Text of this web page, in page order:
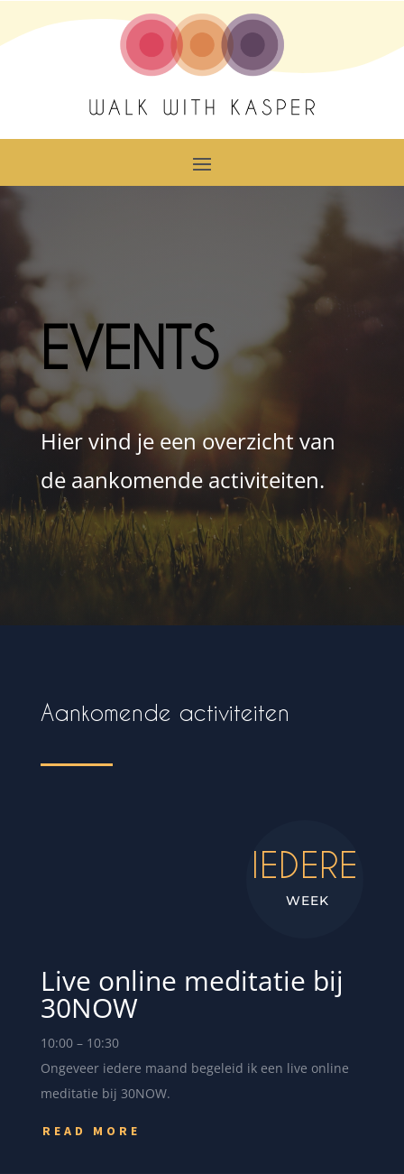
EVENTS
Hier vind je een overzicht van
de aankomende activiteiten.
Aankomende activiteiten
IEDERE
WEEK
Live online meditatie bij
30NOW
10:00 – 10:30
Ongeveer iedere maand begeleid ik een live online
meditatie bij 30NOW.
READ MORE